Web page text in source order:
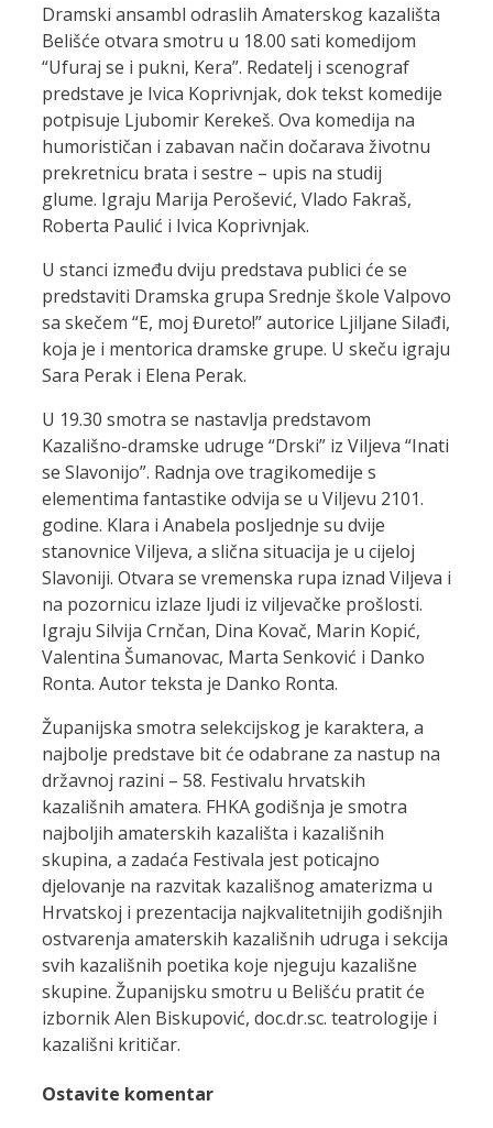
Dramski ansambl odraslih Amaterskog kazališta
Belišće otvara smotru u 18.00 sati komedijom
“Ufuraj se i pukni, Kera”. Redatelj i scenograf
predstave je Ivica Koprivnjak, dok tekst komedije
potpisuje Ljubomir Kerekeš. Ova komedija na
humorističan i zabavan način dočarava životnu
prekretnicu brata i sestre – upis na studij
glume. Igraju Marija Perošević, Vlado Fakraš,
Roberta Paulić i Ivica Koprivnjak.
U stanci između dviju predstava publici će se
predstaviti Dramska grupa Srednje škole Valpovo
sa skečem “E, moj Đureto!” autorice Ljiljane Silađi,
koja je i mentorica dramske grupe. U skeču igraju
Sara Perak i Elena Perak.
U 19.30 smotra se nastavlja predstavom
Kazališno-dramske udruge “Drski” iz Viljeva “Inati
se Slavonijo”. Radnja ove tragikomedije s
elementima fantastike odvija se u Viljevu 2101.
godine. Klara i Anabela posljednje su dvije
stanovnice Viljeva, a slična situacija je u cijeloj
Slavoniji. Otvara se vremenska rupa iznad Viljeva i
na pozornicu izlaze ljudi iz viljevačke prošlosti.
Igraju Silvija Crnčan, Dina Kovač, Marin Kopić,
Valentina Šumanovac, Marta Senković i Danko
Ronta. Autor teksta je Danko Ronta.
Županijska smotra selekcijskog je karaktera, a
najbolje predstave bit će odabrane za nastup na
državnoj razini – 58. Festivalu hrvatskih
kazališnih amatera. FHKA godišnja je smotra
najboljih amaterskih kazališta i kazališnih
skupina, a zadaća Festivala jest poticajno
djelovanje na razvitak kazališnog amaterizma u
Hrvatskoj i prezentacija najkvalitetnijih godišnjih
ostvarenja amaterskih kazališnih udruga i sekcija
svih kazališnih poetika koje njeguju kazališne
skupine. Županijsku smotru u Belišću pratit će
izbornik Alen Biskupović, doc.dr.sc. teatrologije i
kazališni kritičar.
Ostavite komentar